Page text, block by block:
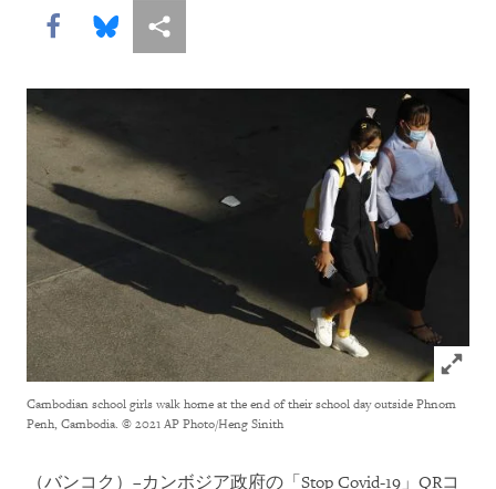
Share this via Facebook
Share this via Bluesky
More sharing options
Click
Cambodian school girls walk home at the end of their school day outside Phnom
Penh, Cambodia. © 2021 AP Photo/Heng Sinith
（バンコク）–カンボジア政府の「Stop Covid-19」QRコ